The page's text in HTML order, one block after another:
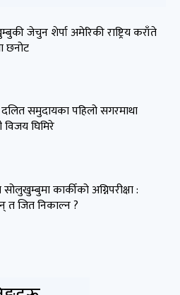
जेचुन शेर्पा अमेरिकी राष्ट्रिय कराँते
छनोट
समुदायका पहिलो सगरमाथा
विजय घिमिरे
कार्कीको अग्निपरीक्षा :
त जित निकाल्न ?